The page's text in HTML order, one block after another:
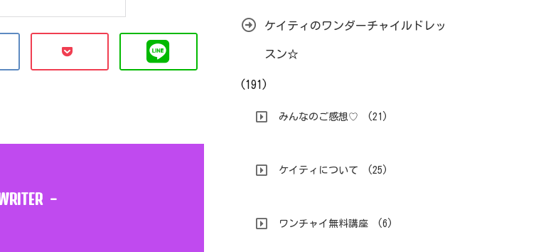
-
ケイティのワンダーチャイルドレッ
スン☆
(191)
みんなのご感想♡ (21)
ケイティについて (25)
ワンチャイ無料講座 (6)